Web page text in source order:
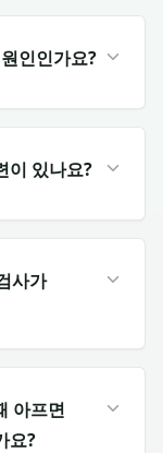
인인가요?
이 있나요?
사가
아프면
요?